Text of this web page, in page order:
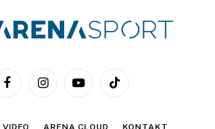
FacebookInstagramYouTubeTikTok
VIDEO ARENA CLOUD KONTAKT